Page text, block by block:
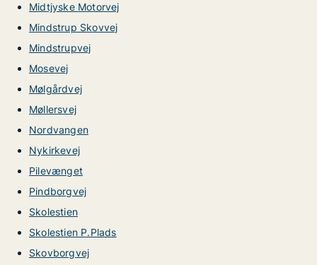
Midtjyske Motorvej
Mindstrup Skovvej
Mindstrupvej
Mosevej
Mølgårdvej
Møllersvej
Nordvangen
Nykirkevej
Pilevænget
Pindborgvej
Skolestien
Skolestien P.Plads
Skovborgvej